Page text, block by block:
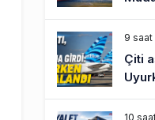
9
Çiti
10